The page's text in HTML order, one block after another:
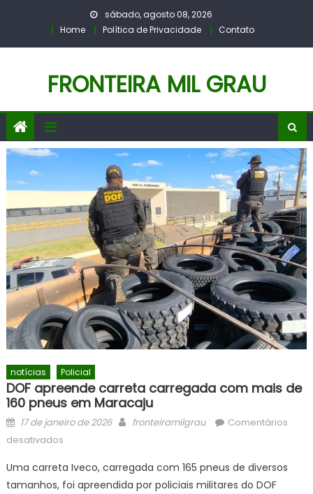
sábado, agosto 08, 2026
Home
Política de Privacidade Contato
FRONTEIRA MIL GRAU
notícias Policial
DOF apreende carreta carregada com mais de
160 pneus em Maracaju
Posted
on
17 de janeiro de 2026 Author
fronteiramilgrau
Comentários
desativadosem
apreende
carreta
Uma carreta Iveco, carregada com 165 pneus de diversos
tamanhos, foi apreendida por policiais militares do DOF